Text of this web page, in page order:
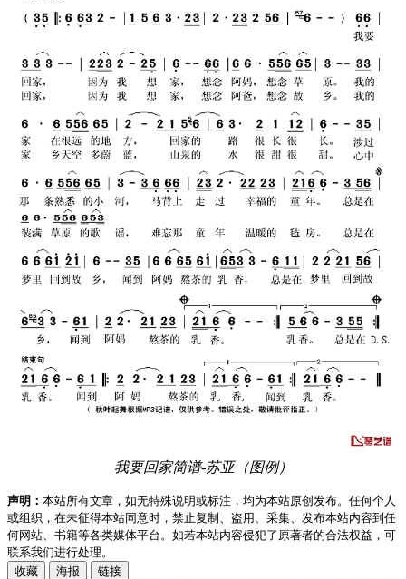
我要回家简谱-苏亚（图例）
声明： 本站所有文章，如无特殊说明或标注，均为本站原创发布。任何个人
或组织，在未征得本站同意时，禁止复制、盗用、采集、发布本站内容到任
何网站、书籍等各类媒体平台。如若本站内容侵犯了原著者的合法权益，可
联系我们进行处理。
收藏
海报 链接